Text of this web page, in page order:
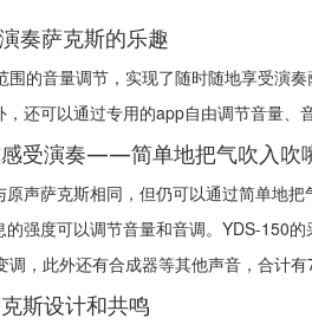
奏萨克斯的乐趣
围的音量调节，实现了随时随地享受演
还可以通过专用的app自由调节音量、
受演奏——简单地把气吹入吹
声萨克斯相同，但仍可以通过简单地
强度可以调节音量和音调。YDS-150
，此外还有合成器等其他声音，合计
斯设计和共鸣